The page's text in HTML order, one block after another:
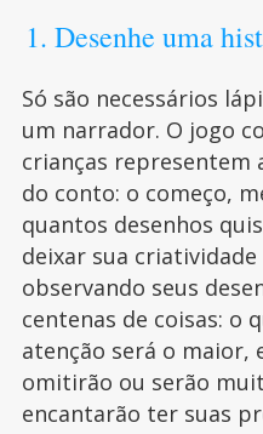
1. Desenhe uma
Só são necessários
um narrador. O jogo
crianças representem
do conto: o começo,
quantos desenhos
deixar sua
observando seus
centenas de coisas: o
atenção será o maior,
omitirão ou serão
encantarão ter suas